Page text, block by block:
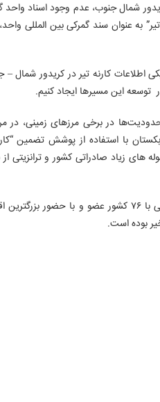
شمال جنوب، عدم وجود اسناد واحد
به عنوان سند گمرکی بین المللی
اطلاعات کارنه تیر در کریدور شمال
توسعه این مسیرها ایجاد کنیم.
در برخی مرزهای زمینی، در
با استفاده از پوشش تضمین
زیاد صادراتی کشور و ترانزیتی
گفتتی است؛ کنوانسیون تیر، مهمترین کنوانسیون ترانزیت
بوده است.